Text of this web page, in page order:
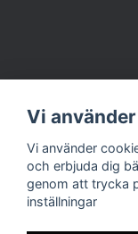
Facebook
Instagram
Vi
Vi använder
och erbjuda dig
genom att trycka
inställningar